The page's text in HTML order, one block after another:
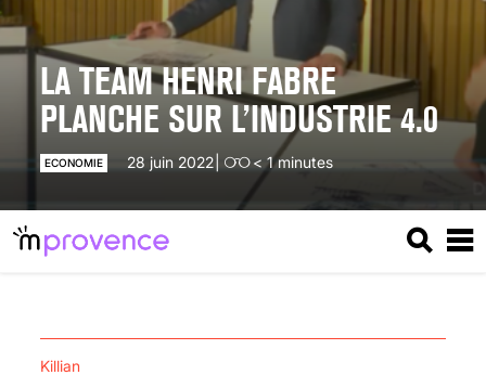
LA TEAM HENRI FABRE
PLANCHE SUR L’INDUSTRIE 4.0
ECONOMIE 28 juin 2022 < 1 minutes
Killian